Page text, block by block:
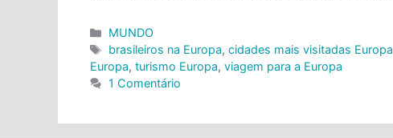
Categorias
MUNDO
Tags
brasileiros na Europa,cidades mais visitadas Europa
Europa, turismo Europa, viagem para a Europa
1 Comentário